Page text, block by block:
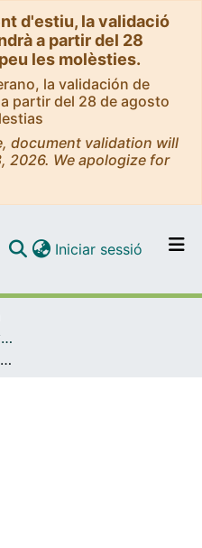
d'estiu, la validació
a partir del 28
les molèsties.
la validación de
partir del 28 de agosto
document validation will
2026. We apologize for
per tot el DD
publicar
Iniciar sessió (current)
Articles publicats en revistes (Medicina)
Time intervals in the pathway to emergency cancer diagnosis.